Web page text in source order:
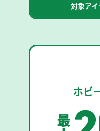
対象ア
ホビ